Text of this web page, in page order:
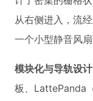
从右侧进入，流
一个小型静音风
模块化与导轨设计
板、LattePanda